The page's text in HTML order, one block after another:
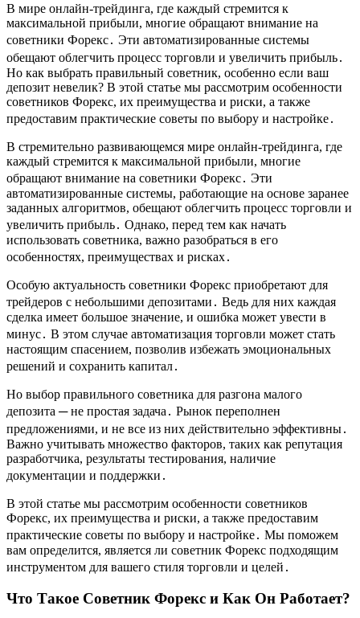
В мире онлайн-трейдинга, где каждый стремится к
максимальной прибыли, многие обращают внимание на
советники Форекс․ Эти автоматизированные системы
обещают облегчить процесс торговли и увеличить прибыль․
Но как выбрать правильный советник, особенно если ваш
депозит невелик? В этой статье мы рассмотрим особенности
советников Форекс, их преимущества и риски, а также
предоставим практические советы по выбору и настройке․
В стремительно развивающемся мире онлайн-трейдинга, где
каждый стремится к максимальной прибыли, многие
обращают внимание на советники Форекс․ Эти
автоматизированные системы, работающие на основе заранее
заданных алгоритмов, обещают облегчить процесс торговли и
увеличить прибыль․ Однако, перед тем как начать
использовать советника, важно разобраться в его
особенностях, преимуществах и рисках․
Особую актуальность советники Форекс приобретают для
трейдеров с небольшими депозитами․ Ведь для них каждая
сделка имеет большое значение, и ошибка может увести в
минус․ В этом случае автоматизация торговли может стать
настоящим спасением, позволив избежать эмоциональных
решений и сохранить капитал․
Но выбор правильного советника для разгона малого
депозита ─ не простая задача․ Рынок переполнен
предложениями, и не все из них действительно эффективны․
Важно учитывать множество факторов, таких как репутация
разработчика, результаты тестирования, наличие
документации и поддержки․
В этой статье мы рассмотрим особенности советников
Форекс, их преимущества и риски, а также предоставим
практические советы по выбору и настройке․ Мы поможем
вам определится, является ли советник Форекс подходящим
инструментом для вашего стиля торговли и целей․
Что Такое Советник Форекс и Как Он Работает?